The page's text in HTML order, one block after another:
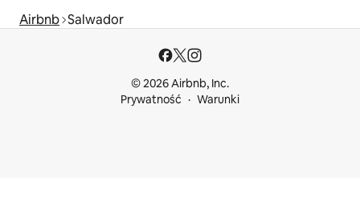
Airbnb Salwador
© 2026 Airbnb, Inc.
Prywatność
Warunki